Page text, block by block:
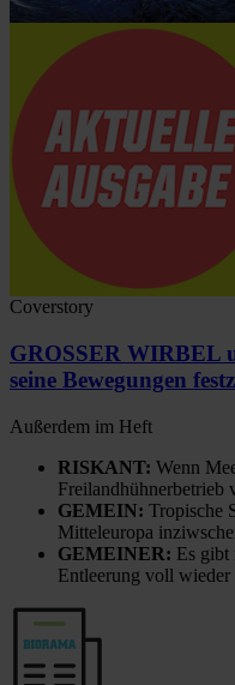
Coverstory
GROSSER WIRBEL
seine Bewegungen
Außerdem im Heft
RISKANT: Wenn
Freilandhühnerbetrieb
GEMEIN: Tropische
Mitteleuropa
GEMEINER: Es gibt
Entleerung voll